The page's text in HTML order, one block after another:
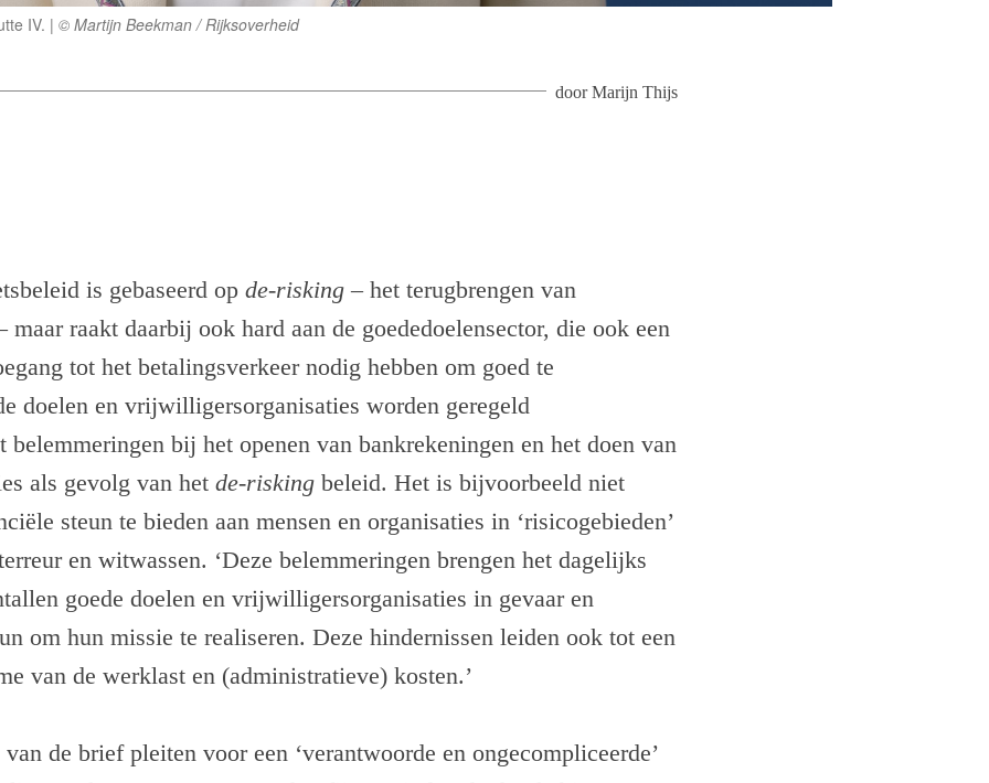
IV. © Martijn Beekman / Rijksoverheid
doorMarijn Thijs
is gebaseerd op de-risking– het terugbrengen van
raakt daarbij ook hard aan de goededoelensector, die ook een
tot het betalingsverkeer nodig hebben om goed te
doelen en vrijwilligersorganisaties worden geregeld
belemmeringen bij het openen van bankrekeningen en het doen van
als gevolg van het de-risking beleid. Het is bijvoorbeeld niet
steun te bieden aan mensen en organisaties in ‘risicogebieden’
en witwassen. ‘Deze belemmeringen brengen het dagelijks
goede doelen en vrijwilligersorganisaties in gevaar en
om hun missie te realiseren. Deze hindernissen leiden ook tot een
van de werklast en (administratieve) kosten.’
de brief pleiten voor een ‘verantwoorde en ongecompliceerde’